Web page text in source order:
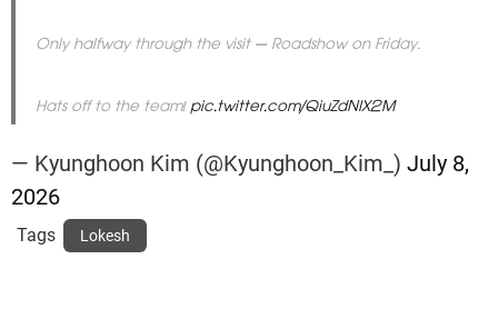
Only halfway through the visit – Roadshow on Friday.
Hats off to the team!pic.twitter.com/QiuZdNIX2M
— Kyunghoon Kim (@Kyunghoon_Kim_) July 8,
2026
Tags Lokesh